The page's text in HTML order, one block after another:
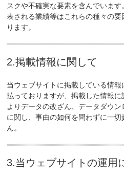
スクや不確実な要素を含んでいま
表される業績等はこれらの種々の
ります。
2.掲載情報に関して
当ウェブサイトに掲載している情
払っておりますが、掲載した情報
よりデータの改ざん、データダウ
に関し、事由の如何を問わずに一
ん。
3.当ウェブサイトの運用